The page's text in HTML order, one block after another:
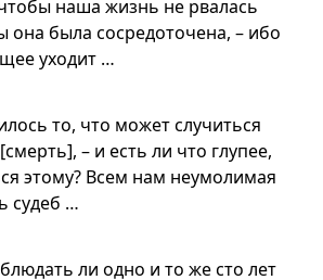
наша жизнь не рвалась
она была сосредоточена, – ибо
уходит …
то, что может случиться
– и есть ли что глупее,
этому? Всем нам неумолимая
судеб …
ли одно и то же сто лет